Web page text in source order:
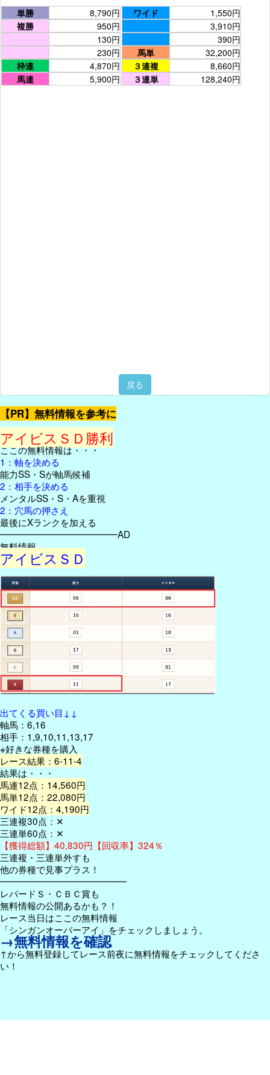
単勝
8,790円
複勝
950円
130円
230円
枠連
4,870円
馬連
5,900円
ワイド
1,550円
3,910円
390円
馬単
32,200円
３連複
8,660円
３連単
128,240円
戻る
【PR】無料情報を参考に
アイビスＳＤ勝利
ここの無料情報は・・・
1：軸を決める
能力SS・Sが軸馬候補
2：相手を決める
メンタルSS・S・Aを重視
2：穴馬の押さえ
最後にXランクを加える
━━━━━━━━━━━━━AD
無料情報
アイビスＳＤ
出てくる買い目↓↓
軸馬：6,16
相手：1,9,10,11,13,17
※好きな券種を購入
レース結果：6-11-4
結果は・・・
馬連12点：14,560円
馬単12点：22,080円
ワイド12点：4,190円
三連複30点：✕
三連単60点：✕
【獲得総額】40,830円【回収率】324％
三連複・三連単外すも
他の券種で見事プラス！
━━━━━━━━━━━━━━
レパードＳ・ＣＢＣ賞も
無料情報の公開あるかも？！
レース当日はここの無料情報
「シンガンオーバーアイ」をチェックしましょう。
→無料情報を確認
↑から無料登録してレース前夜に無料情報をチェックしてくださ
い！